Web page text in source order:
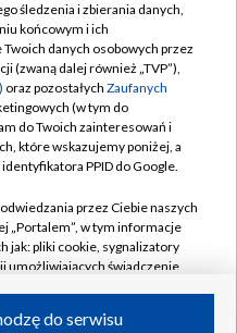
TVP
śledzenia i zbierania danych,
końcowym i ich
danych osobowych przez
(zwaną dalej również „TVP”),
oraz pozostałych Zaufanych
(w tym do
do Twoich zainteresowań i
które wskazujemy poniżej, a
PPID do Google.
przez Ciebie naszych
„Portalem”, w tym informacje
jak: pliki cookie, sygnalizatory
umożliwiających świadczenie
do serwisu